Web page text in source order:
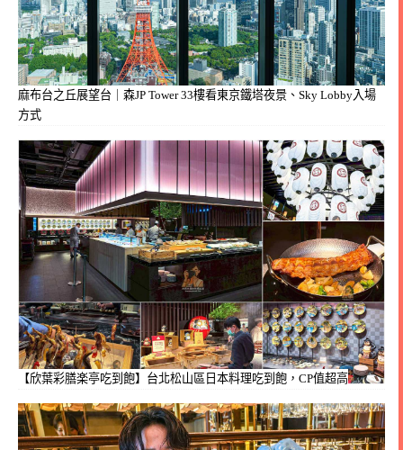
麻布台之丘展望台｜森JP Tower 33樓看東京鐵塔夜景、Sky Lobby入場
方式
【欣葉彩膳楽亭吃到飽】台北松山區日本料理吃到飽，CP值超高